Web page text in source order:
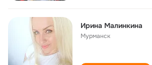
Ирина Малинкина
Мурманск